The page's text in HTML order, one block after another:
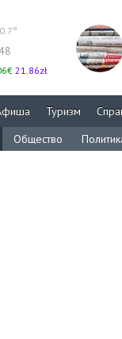
21.86zł
Туризм
Общество